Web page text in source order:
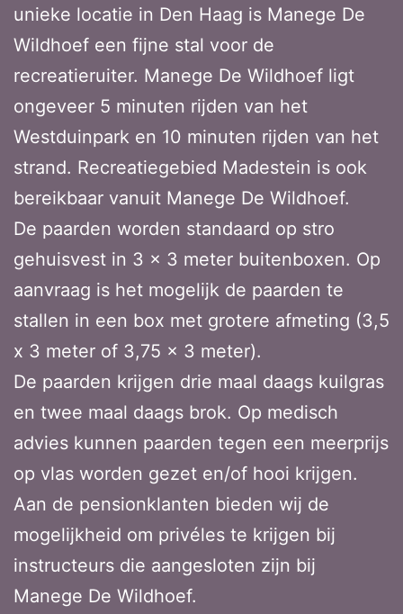
unieke locatie in Den Haag is Manege De
Wildhoef een fijne stal voor de
recreatieruiter. Manege De Wildhoef ligt
ongeveer 5 minuten rijden van het
Westduinpark en 10 minuten rijden van het
strand. Recreatiegebied Madestein is ook
bereikbaar vanuit Manege De Wildhoef.
De paarden worden standaard op stro
gehuisvest in 3 x 3 meter buitenboxen. Op
aanvraag is het mogelijk de paarden te
stallen in een box met grotere afmeting (3,5
x 3 meter of 3,75 x 3 meter).
De paarden krijgen drie maal daags kuilgras
en twee maal daags brok. Op medisch
advies kunnen paarden tegen een meerprijs
op vlas worden gezet en/of hooi krijgen.
Aan de pensionklanten bieden wij de
mogelijkheid om privéles te krijgen bij
instructeurs die aangesloten zijn bij
Manege De Wildhoef.